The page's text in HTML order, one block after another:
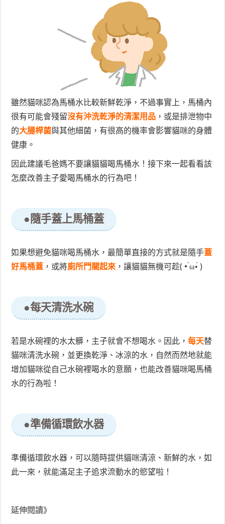
雖然貓咪認為馬桶水比較新鮮乾淨，不過事實上，馬桶內
很有可能會殘留沒有沖洗乾淨的清潔用品 ，或是排泄物中
的大腸桿菌與其他細菌，有很高的機率會影響貓咪的身體
健康。
因此建議毛爸媽不要讓貓貓喝馬桶水！接下來一起看看該
怎麼改善主子愛喝馬桶水的行為吧！
●隨手蓋上馬桶蓋
如果想避免貓咪喝馬桶水，最簡單直接的方式就是隨手蓋
好馬桶蓋 ，或將廁所門關起來 ，讓貓貓無機可趁( • ̀ω•́ )
●每天清洗水碗
若是水碗裡的水太髒，主子就會不想喝水。因此，每天替
貓咪清洗水碗，並更換乾淨、冰涼的水，自然而然地就能
增加貓咪從自己水碗裡喝水的意願，也能改善貓咪喝馬桶
水的行為啦！
●準備循環飲水器
準備循環飲水器，可以隨時提供貓咪清涼、新鮮的水，如
此一來，就能滿足主子追求流動水的慾望啦！
延伸閱讀》